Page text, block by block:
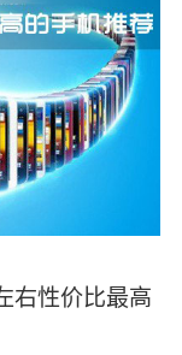
右性价比最高